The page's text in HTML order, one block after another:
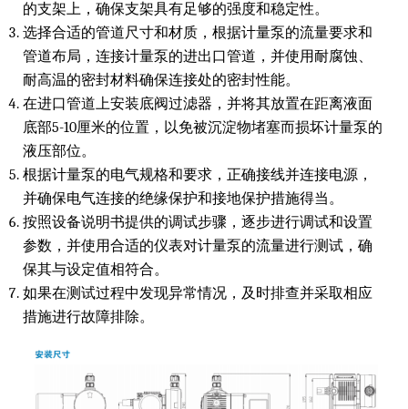
的支架上，确保支架具有足够的强度和稳定性。
选择合适的管道尺寸和材质，根据计量泵的流量要求和
管道布局，连接计量泵的进出口管道，并使用耐腐蚀、
耐高温的密封材料确保连接处的密封性能。
在进口管道上安装底阀过滤器，并将其放置在距离液面
底部5-10厘米的位置，以免被沉淀物堵塞而损坏计量泵的
液压部位。
根据计量泵的电气规格和要求，正确接线并连接电源，
并确保电气连接的绝缘保护和接地保护措施得当。
按照设备说明书提供的调试步骤，逐步进行调试和设置
参数，并使用合适的仪表对计量泵的流量进行测试，确
保其与设定值相符合。
如果在测试过程中发现异常情况，及时排查并采取相应
措施进行故障排除。